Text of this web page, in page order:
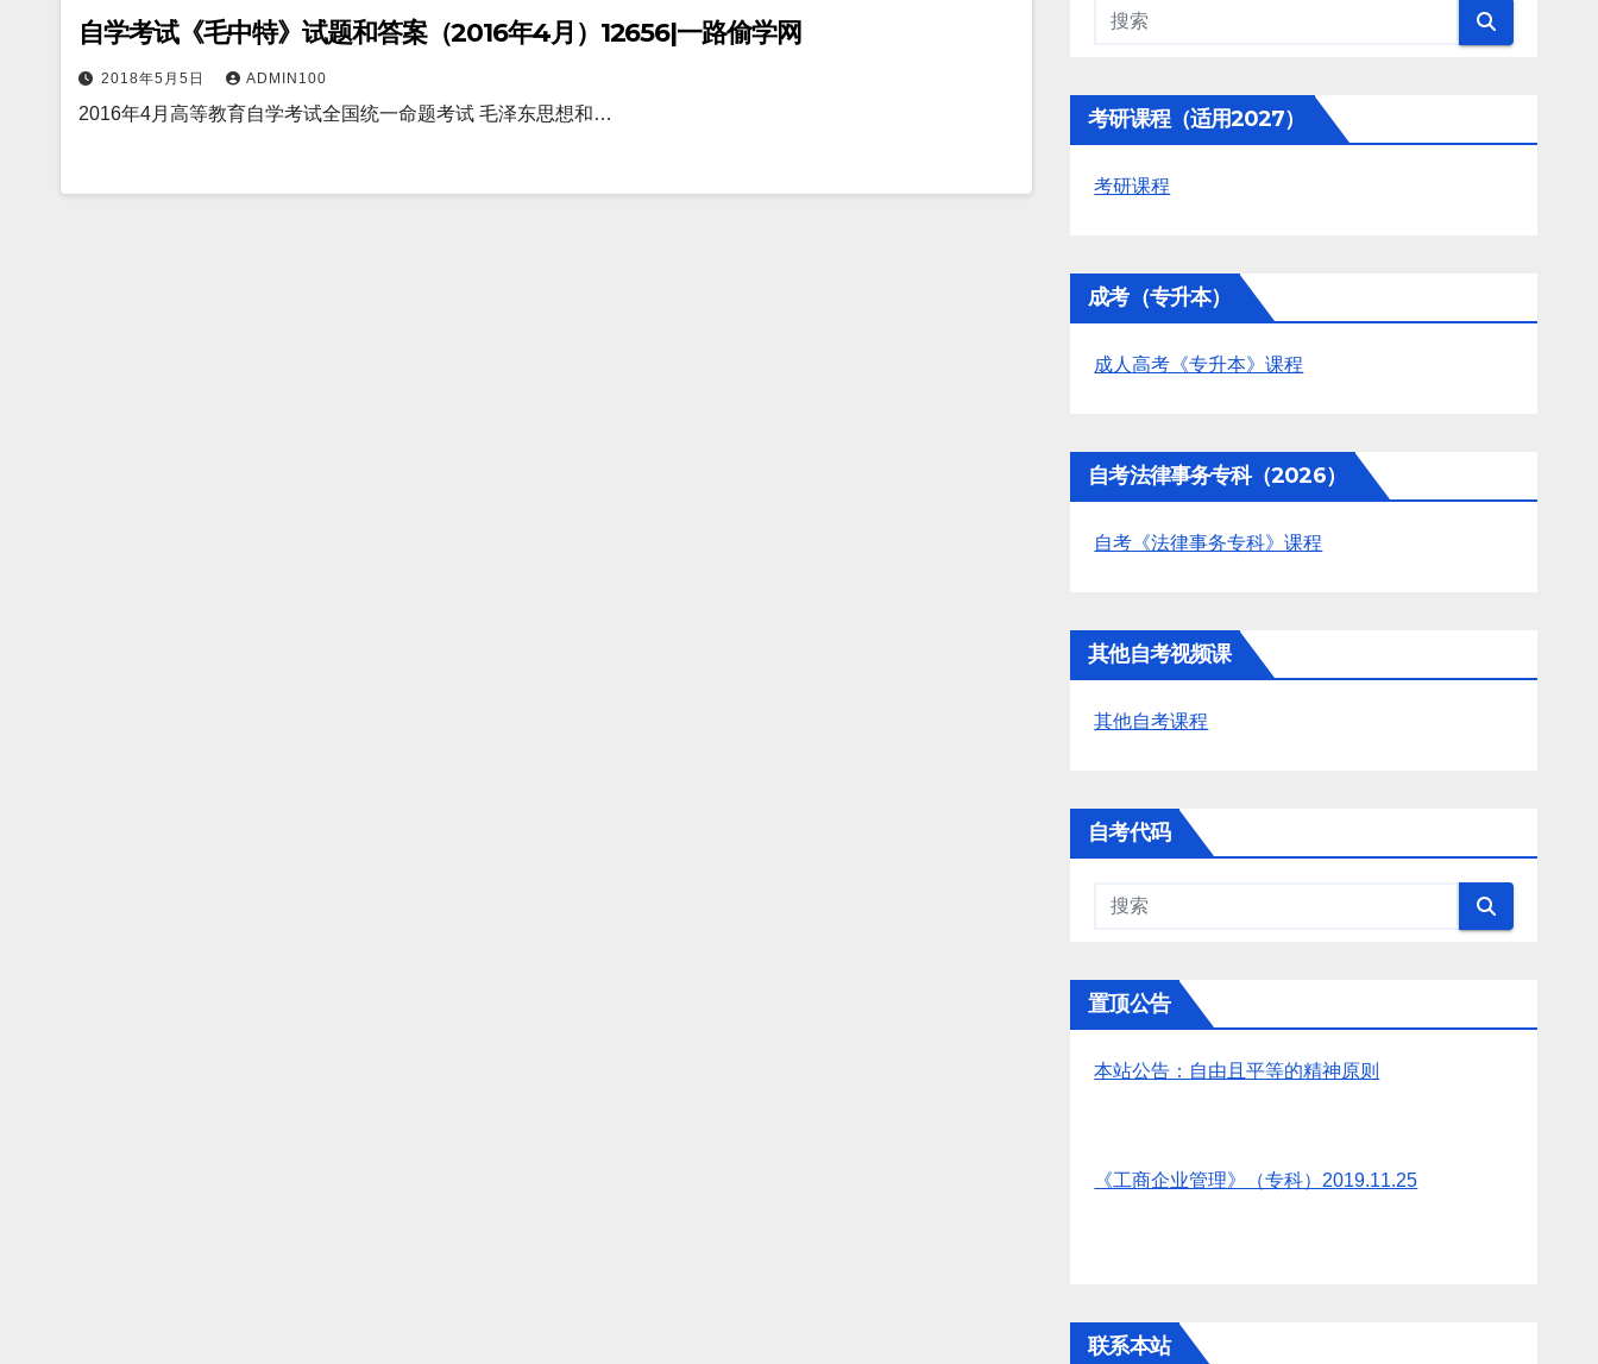
自学考试《毛中特》试题和答案（2016年4月）12656|一路偷学网
2018年5月5日 ADMIN100
2016年4月高等教育自学考试全国统一命题考试 毛泽东思想和… 考研课程（适用2027）
考研课程
成考（专升本）
成人高考《专升本》课程
自考法律事务专科（2026）
自考《法律事务专科》课程
其他自考视频课
其他自考课程
自考代码
置顶公告
本站公告：自由且平等的精神原则
《工商企业管理》（专科）2019.11.25
联系本站